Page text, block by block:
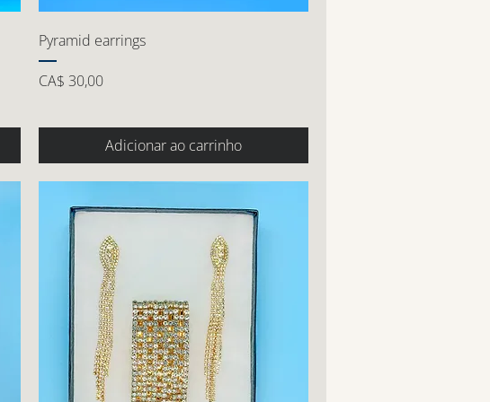
Pyramid earrings
Preço
CA$ 30,00
Adicionar ao carrinho